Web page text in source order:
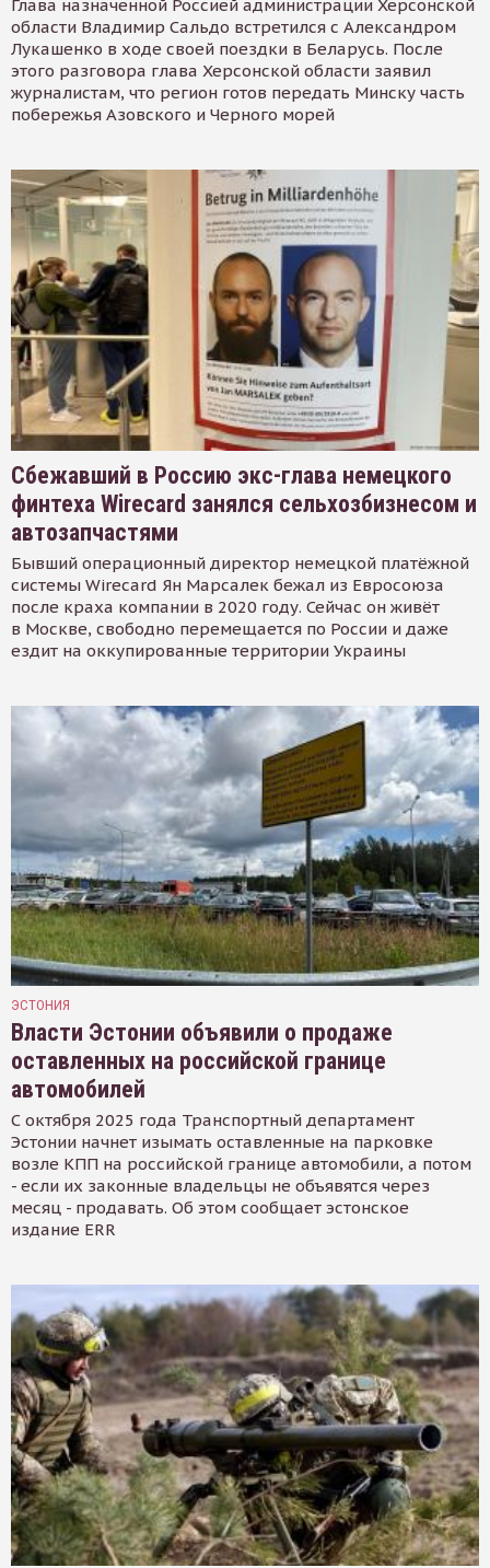
Глава назначенной Россией администрации Херсонской
области Владимир Сальдо встретился с Александром
Лукашенко в ходе своей поездки в Беларусь. После
этого разговора глава Херсонской области заявил
журналистам, что регион готов передать Минску часть
побережья Азовского и Черного морей
Сбежавший в Россию экс-глава немецкого
финтеха Wirecard занялся сельхозбизнесом и
автозапчастями
Бывший операционный директор немецкой платёжной
системы Wirecard Ян Марсалек бежал из Евросоюза
после краха компании в 2020 году. Сейчас он живёт
в Москве, свободно перемещается по России и даже
ездит на оккупированные территории Украины
ЭСТОНИЯ
Власти Эстонии объявили о продаже
оставленных на российской границе
автомобилей
С октября 2025 года Транспортный департамент
Эстонии начнет изымать оставленные на парковке
возле КПП на российской границе автомобили, а потом
- если их законные владельцы не объявятся через
месяц - продавать. Об этом сообщает эстонское
издание ERR